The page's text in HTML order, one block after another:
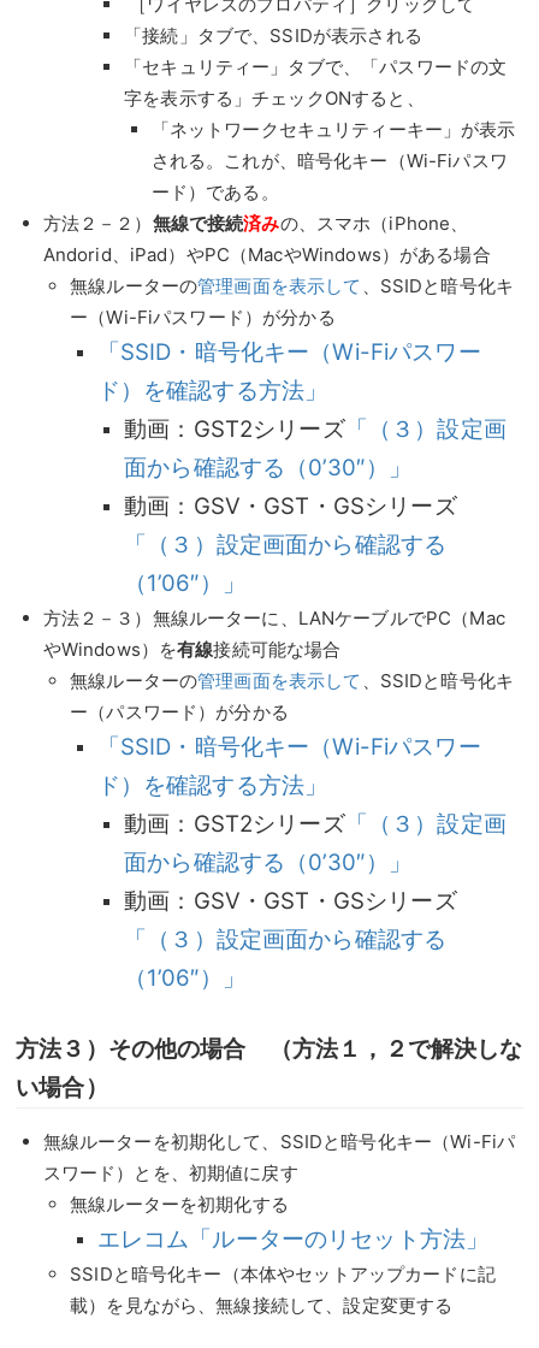
「接続」タブで、SSIDが表示される
「セキュリティー」タブで、「パスワードの文
字を表示する」チェックONすると、
「ネットワークセキュリティーキー」が表示
される。これが、暗号化キー（Wi-Fiパスワ
ード）である。
方法２－２） 無線で接続済みの、スマホ（iPhone、
Andorid、iPad）やPC（MacやWindows）がある場合
無線ルーターの管理画面を表示して 、SSIDと暗号化キ
ー（Wi-Fiパスワード）が分かる
「SSID・暗号化キー（Wi-Fiパスワー
ド）を確認する方法」
動画：GST2シリーズ「（３）設定画
面から確認する（0’30″）」
動画：GSV・GST・GSシリーズ
「（３）設定画面から確認する
（1’06″）」
方法２－３）無線ルーターに、LANケーブルでPC（Mac
やWindows）を有線接続可能な場合
無線ルーターの管理画面を表示して 、SSIDと暗号化キ
ー（パスワード）が分かる
「SSID・暗号化キー（Wi-Fiパスワー
ド）を確認する方法」
動画：GST2シリーズ「（３）設定画
面から確認する（0’30″）」
動画：GSV・GST・GSシリーズ
「（３）設定画面から確認する
（1’06″）」
方法３）その他の場合 （方法１，２で解決しな
い場合）
無線ルーターを初期化して、SSIDと暗号化キー（Wi-Fiパ
スワード）とを、初期値に戻す
無線ルーターを初期化する
エレコム「ルーターのリセット方法」
SSIDと暗号化キー（本体やセットアップカードに記
載）を見ながら、無線接続して、設定変更する